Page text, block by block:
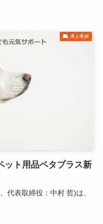
導入事例
ット用品ペタプラス新
代表取締役：中村 哲)は、